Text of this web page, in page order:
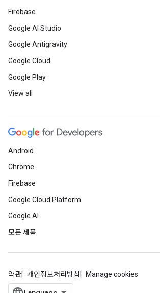
Firebase
Google AI Studio
Google Antigravity
Google Cloud
Google Play
View all
Android
Chrome
Firebase
Google Cloud Platform
Google AI
모든 제품
약관 개인정보처리방침 Manage cookies